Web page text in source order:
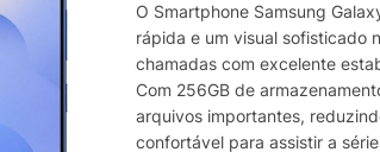
O Smartphone Samsung
rápida e um visual sofisticado
chamadas com excelente
Com 256GB de
arquivos importantes,
confortável para assistir a